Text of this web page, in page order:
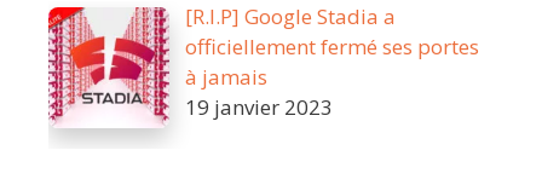
[R.I.P] Google Stadia a
officiellement fermé ses portes
à jamais
19 janvier 2023